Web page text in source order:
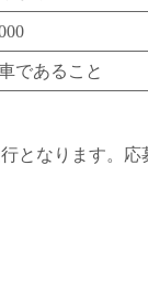
であること
となります。